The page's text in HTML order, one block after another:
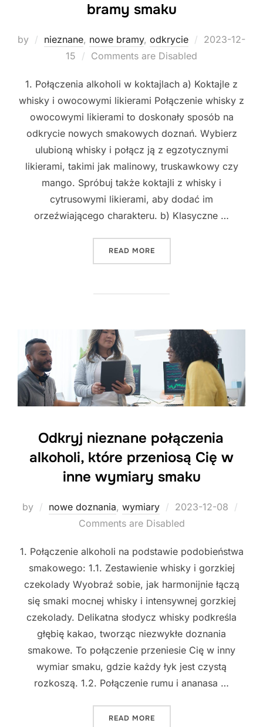
bramy smaku
by nieznane, nowe bramy, odkrycie
Posted
2023-12-
15
Comments are Disabled
1. Połączenia alkoholi w koktajlach a) Koktajle z
whisky i owocowymi likierami Połączenie whisky z
owocowymi likierami to doskonały sposób na
odkrycie nowych smakowych doznań. Wybierz
ulubioną whisky i połącz ją z egzotycznymi
likierami, takimi jak malinowy, truskawkowy czy
mango. Spróbuj także koktajli z whisky i
cytrusowymi likierami, aby dodać im
orzeźwiającego charakteru. b) Klasyczne …
READ MORE"ODKRYJ NIEZNANE
Odkryj nieznane połączenia
alkoholi, które przeniosą Cię w
inne wymiary smaku
by nowe doznania, wymiary
Posted
on
2023-12-08
Comments are Disabled
1. Połączenie alkoholi na podstawie podobieństwa
smakowego: 1.1. Zestawienie whisky i gorzkiej
czekolady Wyobraź sobie, jak harmonijnie łączą
się smaki mocnej whisky i intensywnej gorzkiej
czekolady. Delikatna słodycz whisky podkreśla
głębię kakao, tworząc niezwykłe doznania
smakowe. To połączenie przeniesie Cię w inny
wymiar smaku, gdzie każdy łyk jest czystą
rozkoszą. 1.2. Połączenie rumu i ananasa …
READ MORE"ODKRYJ NIEZNANE